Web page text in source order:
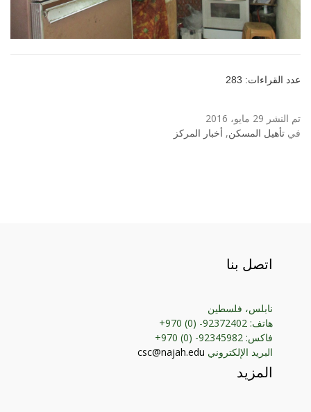
عدد القراءات: 283
تم النشر 29 مايو، 2016
في تأهيل المسكن, أخبار المركز
اتصل بنا
نابلس، فلسطين
هاتف: 92372402- (0) 970+
فاكس: 92345982- (0) 970+
البريد الإلكتروني csc@najah.edu
المزيد